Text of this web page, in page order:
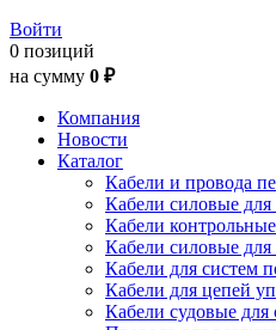
Войти
0 позиций
на сумму 0 ₽
Компания
Новости
Каталог
Кабели и провода
Кабели силовые
Кабели
Кабели силовые
Кабели для систем
Кабели для цепей
Кабели судовые